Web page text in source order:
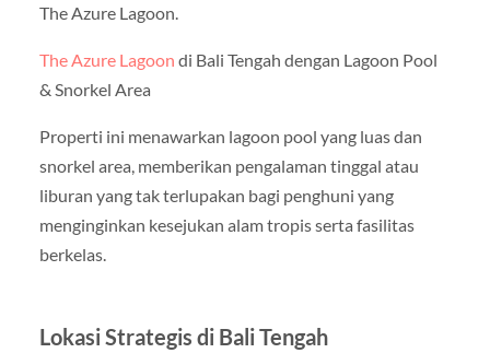
The Azure Lagoon.
The Azure Lagoon di Bali Tengah dengan Lagoon Pool
& Snorkel Area
Properti ini menawarkan lagoon pool yang luas dan
snorkel area, memberikan pengalaman tinggal atau
liburan yang tak terlupakan bagi penghuni yang
menginginkan kesejukan alam tropis serta fasilitas
berkelas.
Lokasi Strategis di Bali Tengah